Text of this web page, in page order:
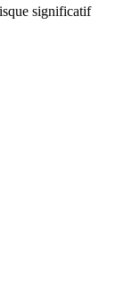
significatif